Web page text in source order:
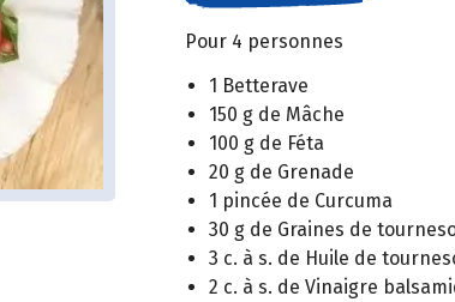
Pour 4 personnes
1 Betterave
150 g de Mâche
100 g de Féta
20 g de Grenade
1 pincée de Curcuma
30 g de Graines de
3 c. à s. de Huile de
2 c. à s. de Vinaigre